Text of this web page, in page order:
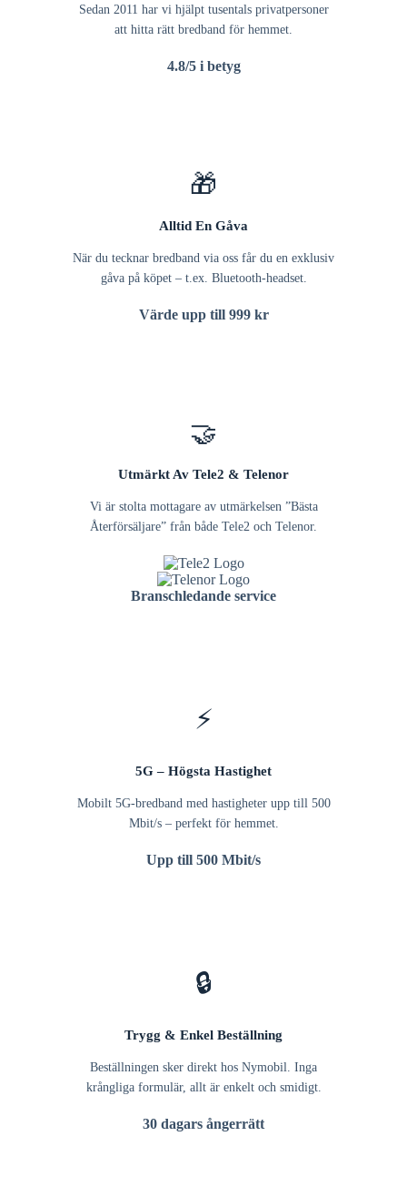
Sedan 2011 har vi hjälpt tusentals privatpersoner
att hitta rätt bredband för hemmet.
4.8/5 i betyg
🎁
Alltid En Gåva
När du tecknar bredband via oss får du en exklusiv
gåva på köpet – t.ex. Bluetooth-headset.
Värde upp till 999 kr
🤝
Utmärkt Av Tele2 & Telenor
Vi är stolta mottagare av utmärkelsen ”Bästa
Återförsäljare” från både Tele2 och Telenor.
Branschledande service
⚡
5G – Högsta Hastighet
Mobilt 5G-bredband med hastigheter upp till 500
Mbit/s – perfekt för hemmet.
Upp till 500 Mbit/s
🔒
Trygg & Enkel Beställning
Beställningen sker direkt hos Nymobil. Inga
krångliga formulär, allt är enkelt och smidigt.
30 dagars ångerrätt